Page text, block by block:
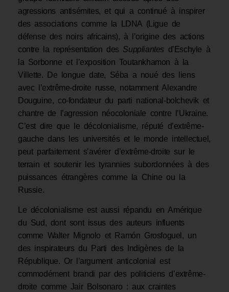
agressions antisémites, et qui a continué à inspirer
des associations comme la LDNA (Ligue de
défense des noirs africains), à l’origine des actions
contre la représentation des Suppliantes d’Eschyle à
la Sorbonne et l’exposition Toutankhamon à la
Villette. De longue date, Séba a noué des liens
avec l’extrême-droite russe, notamment Alexandre
Douguine, co-fondateur du parti national-bolchevik et
chantre de l’agression néocoloniale contre l’Ukraine.
C’est dire que le décolonialisme, réputé d’extrême-
gauche dans les universités et le monde intellectuel,
peut parfaitement s’avérer d’extrême-droite sur le
terrain et soutenir les tyrannies subordonnées à des
puissances étrangères comme la Chine ou la
Russie.
Le décolonialisme est aussi répandu en Amérique
du Sud, dont sont issus des auteurs influents
comme Walter Mignolo et Ramón Grosfoguel, un
des inspirateurs du Parti des Indigènes de la
République. Or l’argument anticolonial est
commodément brandi par des politiciens d’extrême-
droite comme Jair Bolsonaro : aux craintes